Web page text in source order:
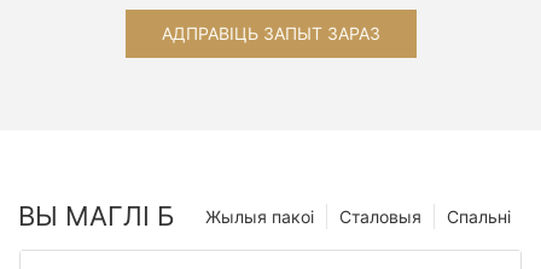
АДПРАВІЦЬ ЗАПЫТ ЗАРАЗ
ВЫ МАГЛІ Б Спальні
Сталовыя
Жылыя пакоі